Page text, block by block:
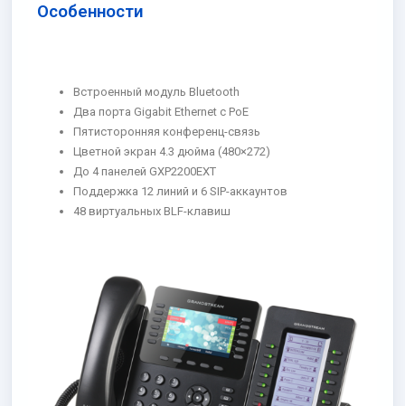
Особенности
Встроенный модуль Bluetooth
Два порта Gigabit Ethernet с PoE
Пятисторонняя конференц-связь
Цветной экран 4.3 дюйма (480×272)
До 4 панелей GXP2200EXT
Поддержка 12 линий и 6 SIP-аккаунтов
48 виртуальных BLF-клавиш